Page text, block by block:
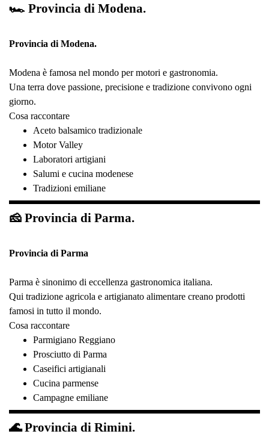
🏎 Provincia di Modena.
Provincia di Modena.
Modena è famosa nel mondo per motori e gastronomia.
Una terra dove passione, precisione e tradizione convivono ogni
giorno.
Cosa raccontare
Aceto balsamico tradizionale
Motor Valley
Laboratori artigiani
Salumi e cucina modenese
Tradizioni emiliane
🧀 Provincia di Parma.
Provincia di Parma
Parma è sinonimo di eccellenza gastronomica italiana.
Qui tradizione agricola e artigianato alimentare creano prodotti
famosi in tutto il mondo.
Cosa raccontare
Parmigiano Reggiano
Prosciutto di Parma
Caseifici artigianali
Cucina parmense
Campagne emiliane
🌊 Provincia di Rimini.